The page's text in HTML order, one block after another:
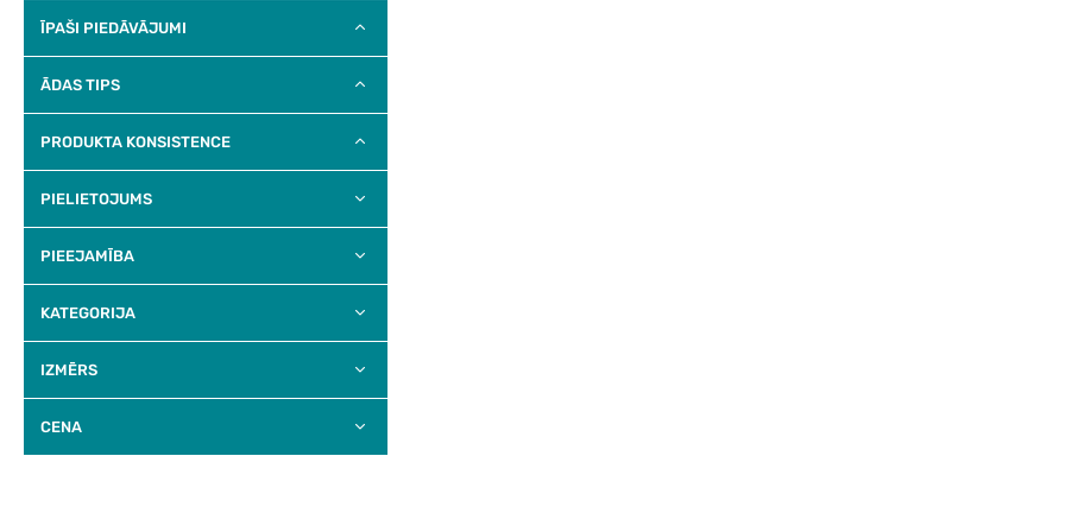
ĪPAŠI PIEDĀVĀJUMI
ĀDAS TIPS
PRODUKTA KONSISTENCE
PIELIETOJUMS
PIEEJAMĪBA
KATEGORIJA
IZMĒRS
CENA